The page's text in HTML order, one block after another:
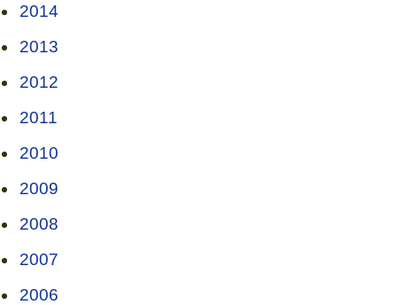
2014
2013
2012
2011
2010
2009
2008
2007
2006